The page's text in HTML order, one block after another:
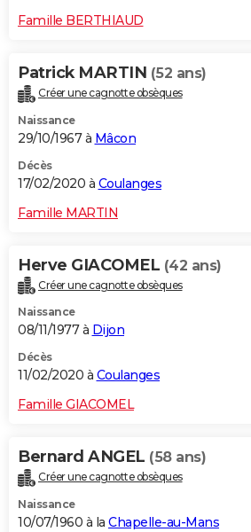
Famille BERTHIAUD
Patrick MARTIN (52 ans)
Créer une cagnotte obsèques
Naissance
29/10/1967 à Mâcon
Décès
17/02/2020 à Coulanges
Famille MARTIN
Herve GIACOMEL (42 ans)
Créer une cagnotte obsèques
Naissance
08/11/1977 à Dijon
Décès
11/02/2020 à Coulanges
Famille GIACOMEL
Bernard ANGEL (58 ans)
Créer une cagnotte obsèques
Naissance
10/07/1960 à la Chapelle-au-Mans